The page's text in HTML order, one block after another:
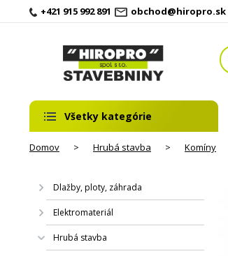
+421 915 992 891 obchod@hiropro.sk
Všetky kategórie
Domov > Hrubá stavba > Komíny
Dlažby, ploty, záhrada
Elektromateriál
Hrubá stavba